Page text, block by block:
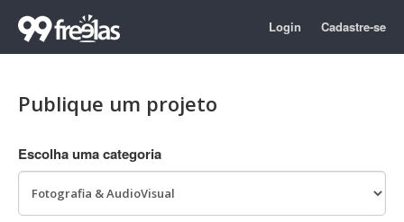
Login Cadastre-se
Publique um projeto
Escolha uma categoria